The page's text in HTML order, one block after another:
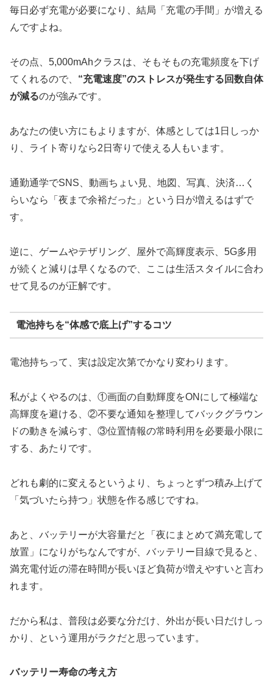
毎日必ず充電が必要になり、結局「充電の手間」が増える
んですよね。
その点、5,000mAhクラスは、そもそもの充電頻度を下げ
てくれるので、 “充電速度”のストレスが発生する回数自体
が減るのが強みです。
あなたの使い方にもよりますが、体感としては1日しっか
り、ライト寄りなら2日寄りで使える人もいます。
通勤通学でSNS、動画ちょい見、地図、写真、決済…く
らいなら「夜まで余裕だった」という日が増えるはずで
す。
逆に、ゲームやテザリング、屋外で高輝度表示、5G多用
が続くと減りは早くなるので、ここは生活スタイルに合わ
せて見るのが正解です。
電池持ちを“体感で底上げ”するコツ
電池持ちって、実は設定次第でかなり変わります。
私がよくやるのは、①画面の自動輝度をONにして極端な
高輝度を避ける、②不要な通知を整理してバックグラウン
ドの動きを減らす、③位置情報の常時利用を必要最小限に
する、あたりです。
どれも劇的に変えるというより、ちょっとずつ積み上げて
「気づいたら持つ」状態を作る感じですね。
あと、バッテリーが大容量だと「夜にまとめて満充電して
放置」になりがちなんですが、バッテリー目線で見ると、
満充電付近の滞在時間が長いほど負荷が増えやすいと言わ
れます。
だから私は、普段は必要な分だけ、外出が長い日だけしっ
かり、という運用がラクだと思っています。
バッテリー寿命の考え方